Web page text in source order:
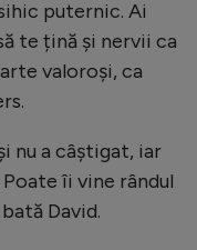
puternic. Ai
te țină și nervii ca
valoroși, ca
nu a câștigat, iar
îi vine rândul
David.